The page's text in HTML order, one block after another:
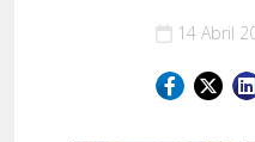
14 Abril